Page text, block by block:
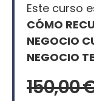
Este curso
CÓMO
NEGOCIO
NEGOCIO
150,00